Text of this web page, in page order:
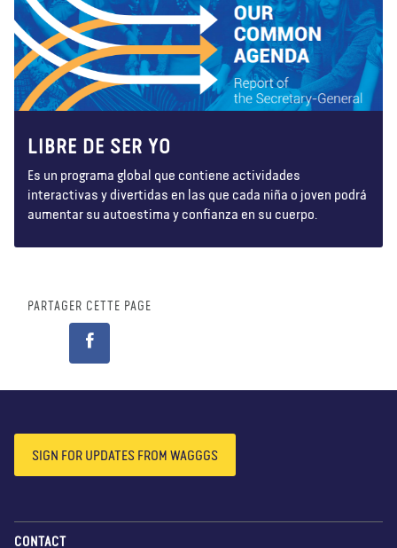
LIBRE DE SER YO
Es un programa global que contiene actividades
interactivas y divertidas en las que cada niña o joven podrá
aumentar su autoestima y confianza en su cuerpo.
PARTAGER CETTE PAGE
SIGN FOR UPDATES FROM WAGGGS
CONTACT